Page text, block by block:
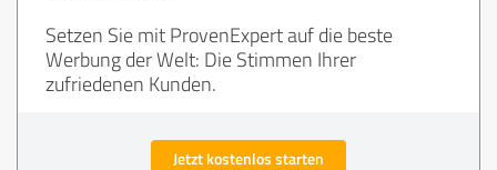
Setzen Sie mit ProvenExpert auf die beste
Werbung der Welt: Die Stimmen Ihrer
zufriedenen Kunden.
Jetzt kostenlos starten